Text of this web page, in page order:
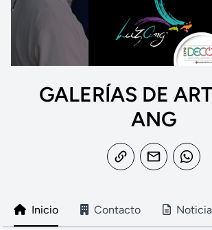
GALERÍAS DE
ANG
Inicio Contacto